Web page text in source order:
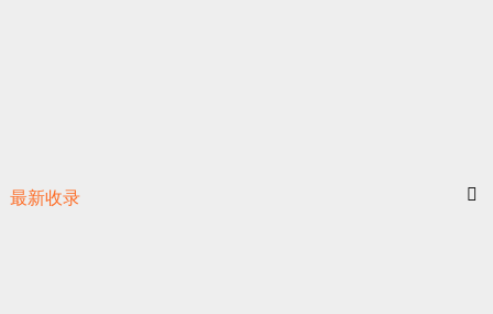
最新收录